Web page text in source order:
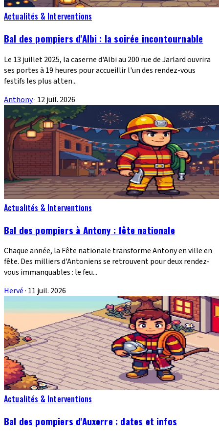
Actualités & Interventions
Bal des pompiers d'Albi : la soirée incontournable
Le 13 juillet 2025, la caserne d'Albi au 200 rue de Jarlard ouvrira
ses portes à 19 heures pour accueillir l'un des rendez-vous
festifs les plus atten...
Anthony· 12 juil. 2026
Actualités & Interventions
Bal des pompiers à Antony : fête nationale
Chaque année, la Fête nationale transforme Antony en ville en
fête. Des milliers d'Antoniens se retrouvent pour deux rendez-
vous immanquables : le feu...
Hervé· 11 juil. 2026
Actualités & Interventions
Bal des pompiers d'Auxerre : dates et infos